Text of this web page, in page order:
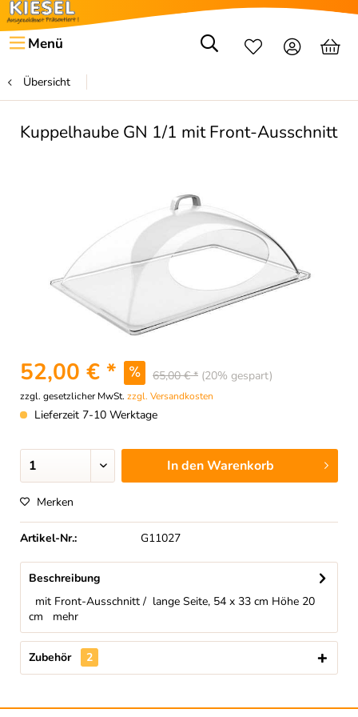
Menü
Übersicht
Kuppelhaube GN 1/1 mit Front-Ausschnitt
52,00 € * 65,00 € * (20% gespart)
zzgl. gesetzlicher MwSt. zzgl. Versandkosten
Lieferzeit 7-10 Werktage
In denWarenkorb
Merken
Artikel-Nr.: G11027
Beschreibung
mit Front-Ausschnitt / lange Seite, 54 x 33 cm Höhe 20
cm mehr
Zubehör 2